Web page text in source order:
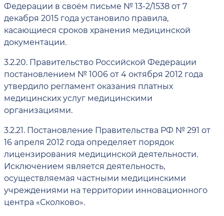
Федерации в своём письме № 13-2/1538 от 7
декабря 2015 года установило правила,
касающиеся сроков хранения медицинской
документации.
3.2.20. Правительство Российской Федерации
постановлением № 1006 от 4 октября 2012 года
утвердило регламент оказания платных
медицинских услуг медицинскими
организациями.
3.2.21. Постановление Правительства РФ № 291 от
16 апреля 2012 года определяет порядок
лицензирования медицинской деятельности.
Исключением является деятельность,
осуществляемая частными медицинскими
учреждениями на территории инновационного
центра «Сколково».